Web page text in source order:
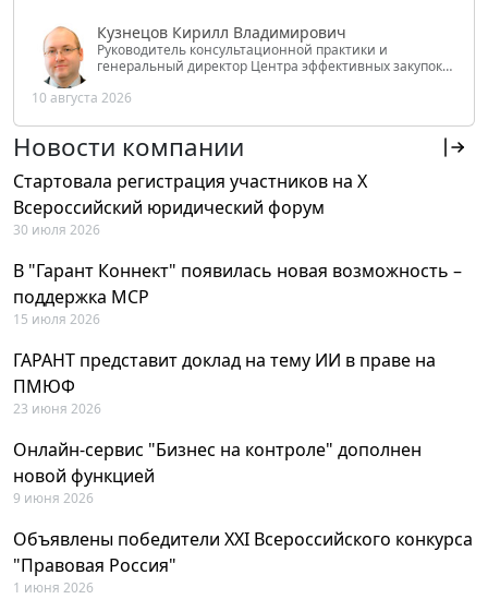
Кузнецов Кирилл Владимирович
Руководитель консультационной практики и
генеральный директор Центра эффективных закупок
РФ
10 августа 2026
Новости компании
Стартовала регистрация участников на X
Всероссийский юридический форум
30 июля 2026
В "Гарант Коннект" появилась новая возможность –
поддержка MCP
15 июля 2026
ГАРАНТ представит доклад на тему ИИ в праве на
ПМЮФ
23 июня 2026
Онлайн-сервис "Бизнес на контроле" дополнен
новой функцией
9 июня 2026
Объявлены победители XXI Всероссийского конкурса
"Правовая Россия"
1 июня 2026